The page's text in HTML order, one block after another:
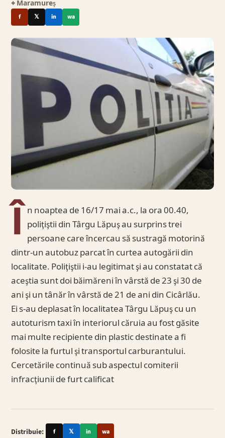
⌖ Maramureș
f 𝕏 in wa
Î n noaptea de 16/17 mai a.c., la ora 00.40,
poliţiştii din Târgu Lăpuş au surprins trei
persoane care încercau să sustragă motorină
dintr-un autobuz parcat în curtea autogării din
localitate. Poliţiştii i-au legitimat şi au constatat că
aceştia sunt doi băimăreni în vârstă de 23 şi 30 de
ani şi un tânăr în vârstă de 21 de ani din Cicârlău.
Ei s-au deplasat în localitatea Târgu Lăpuş cu un
autoturism taxi în interiorul căruia au fost găsite
mai multe recipiente din plastic destinate a fi
folosite la furtul şi transportul carburantului.
Cercetările continuă sub aspectul comiterii
infracţiunii de furt calificat
Distribuie: f 𝕏 in wa